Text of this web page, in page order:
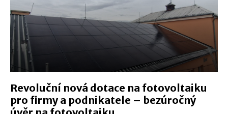
Revoluční nová dotace na fotovoltaiku
pro firmy a podnikatele – bezúročný